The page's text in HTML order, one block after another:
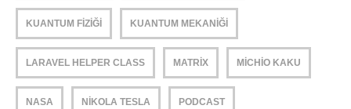
KUANTUM FIZIĞI KUANTUM MEKANIĞI
LARAVEL HELPER CLASS MATRIX MICHIO KAKU
NASA NIKOLA TESLA PODCAST